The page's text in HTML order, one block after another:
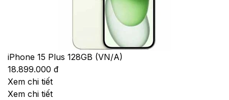
iPhone 15 Plus 128GB (VN/A)
18.899.000 đ
Xem chi tiết
Xem chi tiết